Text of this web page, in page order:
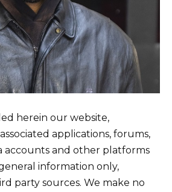
herein our website,
applications, forums,
accounts and other platforms
information only,
party sources. We make no